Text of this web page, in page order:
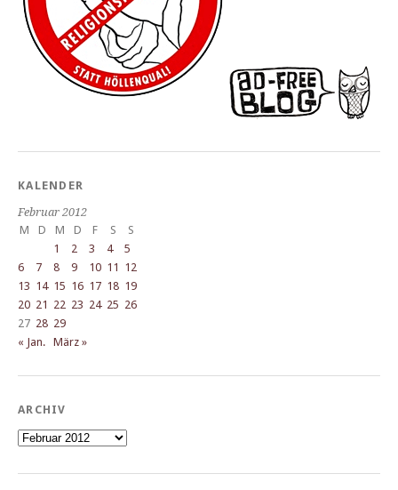
KALENDER
Februar 2012
M
D M D F S
S
1
2 3 4
5
6
7 8 9 10 11 12
13 14 15 16 17 18 19
20 21 22 23 24 25 26
27 28 29
« Jan. März »
ARCHIV
Archiv